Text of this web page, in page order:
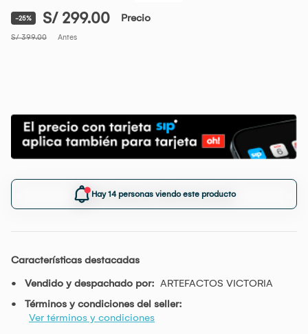
-25% S/ 299.00 Precio
S/ 399.00 Antes
Hay 14 personas viendo este producto
Características destacadas
Vendido y despachado por: ARTEFACTOS VICTORIA
Términos y condiciones del seller:
Ver términos y condiciones